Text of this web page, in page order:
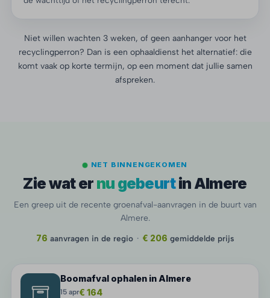
Niet willen wachten 3 weken, of geen aanhanger voor het
recyclingperron? Dan is een ophaaldienst het alternatief: die
komt vaak op korte termijn, op een moment dat jullie samen
afspreken.
NET BINNENGEKOMEN
Zie wat er nu gebeurtin Almere
Een greep uit de recente groenafval-aanvragen in de buurt van
Almere.
76 aanvragen in de regio · € 206 gemiddelde prijs
Boomafval ophalen in Almere
15 apr€ 164